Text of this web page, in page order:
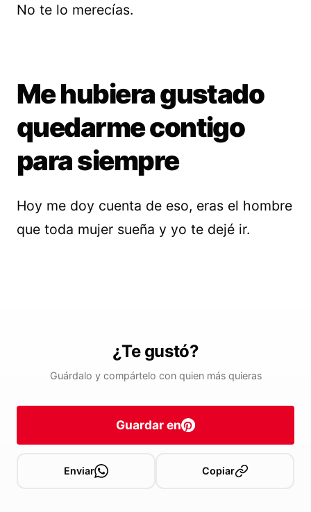
No te lo merecías.
Me hubiera gustado
quedarme contigo
para siempre
Hoy me doy cuenta de eso, eras el hombre
que toda mujer sueña y yo te dejé ir.
¿Te gustó?
Guárdalo y compártelo con quien más quieras
Guardar en
Enviar Copiar